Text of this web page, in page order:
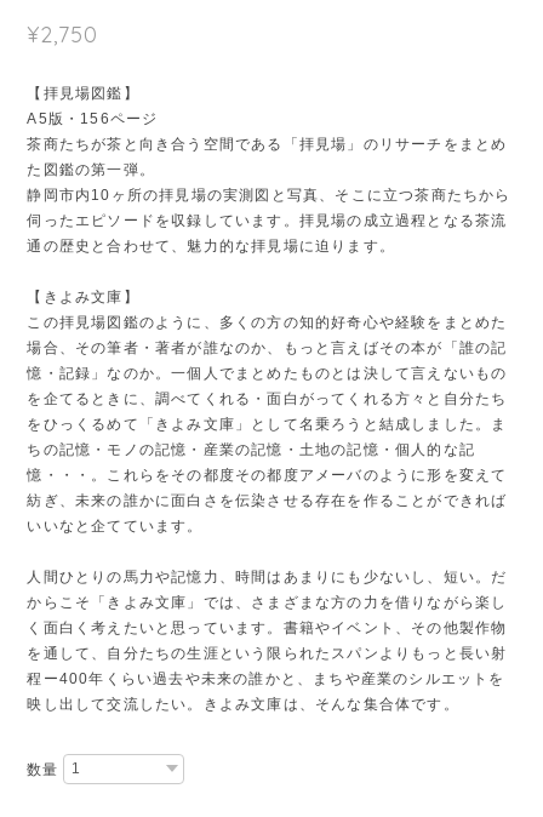
¥2,750
【拝見場図鑑】
A5版・156ページ
茶商たちが茶と向き合う空間である「拝見場」のリサーチをまとめ
た図鑑の第一弾。
静岡市内10ヶ所の拝見場の実測図と写真、そこに立つ茶商たちから
伺ったエピソードを収録しています。拝見場の成立過程となる茶流
通の歴史と合わせて、魅力的な拝見場に迫ります。
【きよみ文庫】
この拝見場図鑑のように、多くの方の知的好奇心や経験をまとめた
場合、その筆者・著者が誰なのか、もっと言えばその本が「誰の記
憶・記録」なのか。一個人でまとめたものとは決して言えないもの
を企てるときに、調べてくれる・面白がってくれる方々と自分たち
をひっくるめて「きよみ文庫」として名乗ろうと結成しました。ま
ちの記憶・モノの記憶・産業の記憶・土地の記憶・個人的な記
憶・・・。これらをその都度その都度アメーバのように形を変えて
紡ぎ、未来の誰かに面白さを伝染させる存在を作ることができれば
いいなと企てています。
人間ひとりの馬力や記憶力、時間はあまりにも少ないし、短い。だ
からこそ「きよみ文庫」では、さまざまな方の力を借りながら楽し
く面白く考えたいと思っています。書籍やイベント、その他製作物
を通して、自分たちの生涯という限られたスパンよりもっと長い射
程ー400年くらい過去や未来の誰かと、まちや産業のシルエットを
映し出して交流したい。きよみ文庫は、そんな集合体です。
数量